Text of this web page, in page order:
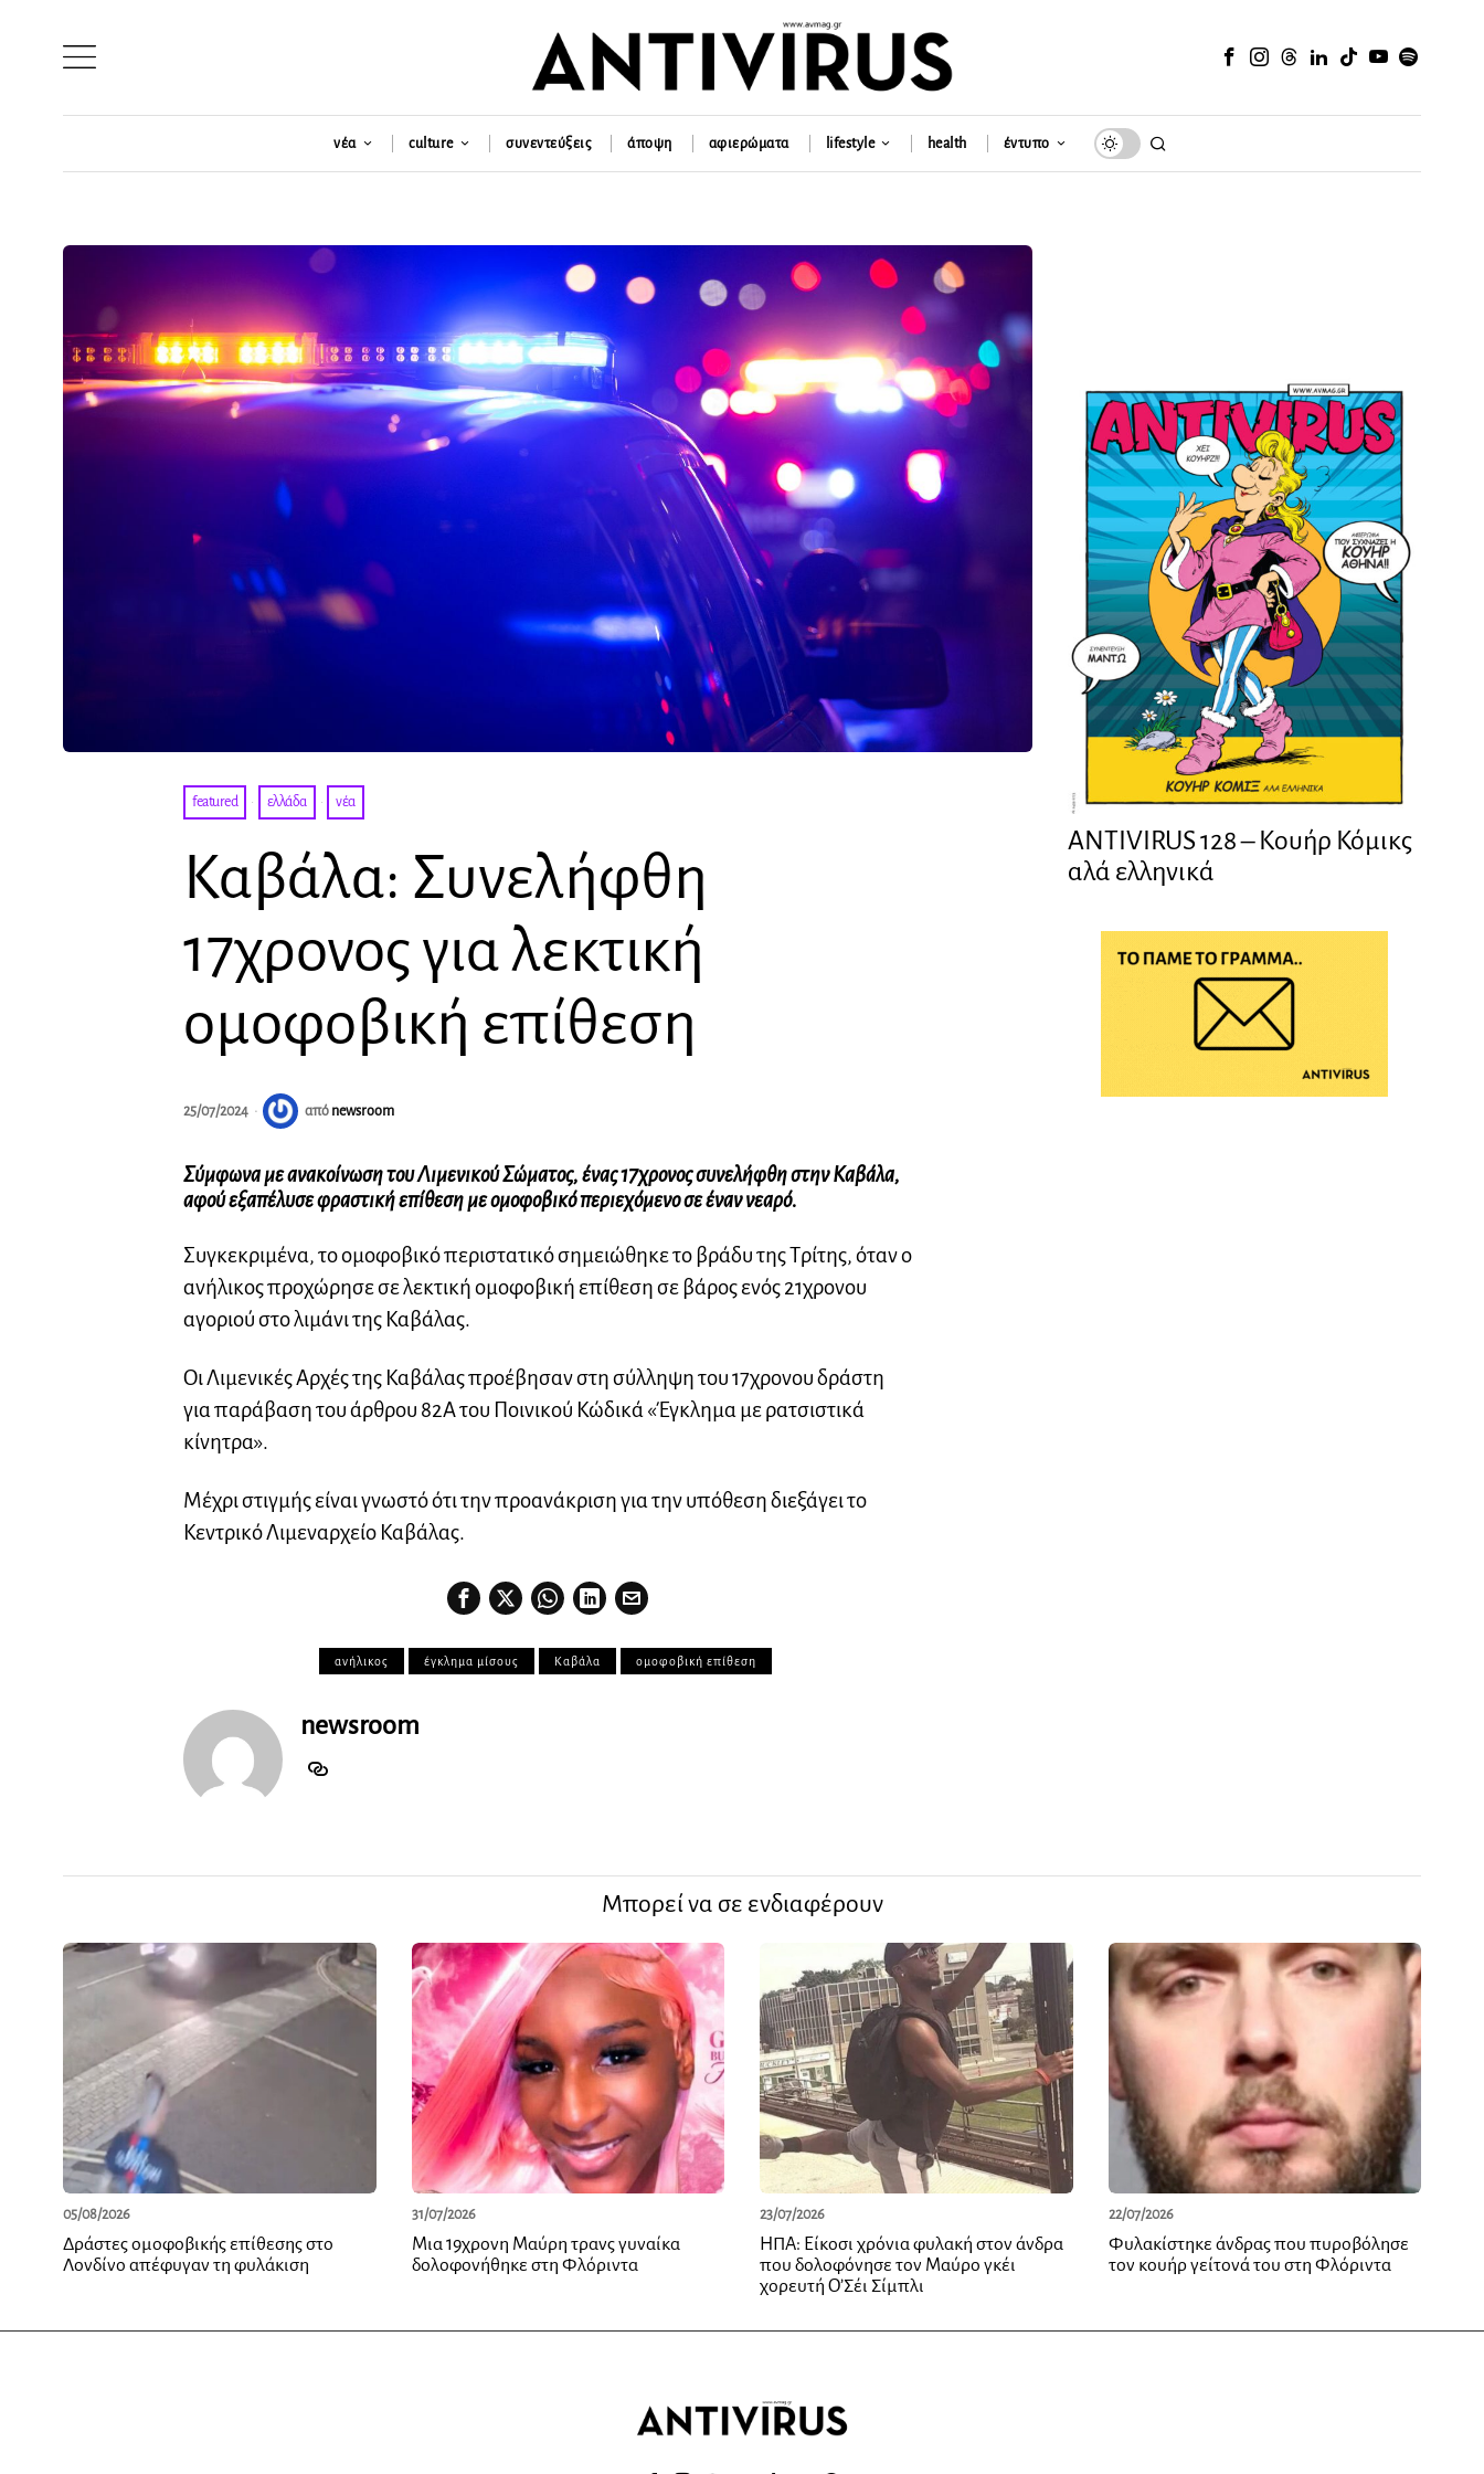
νέα culture συνεντεύξεις άποψη αφιερώματα lifestyle health έντυπο
featured · ελλάδα · νέα
Καβάλα: Συνελήφθη
17χρονος για λεκτική
ομοφοβική επίθεση
25/07/2024 από newsroom
Σύμφωνα με ανακοίνωση του Λιμενικού Σώματος, ένας 17χρονος συνελήφθη στην Καβάλα,
αφού εξαπέλυσε φραστική επίθεση με ομοφοβικό περιεχόμενο σε έναν νεαρό.
Συγκεκριμένα, το ομοφοβικό περιστατικό σημειώθηκε το βράδυ της Τρίτης, όταν ο
ανήλικος προχώρησε σε λεκτική ομοφοβική επίθεση σε βάρος ενός 21χρονου
αγοριού στο λιμάνι της Καβάλας.
Οι Λιμενικές Αρχές της Καβάλας προέβησαν στη σύλληψη του 17χρονου δράστη
για παράβαση του άρθρου 82Α του Ποινικού Κώδικά «Έγκλημα με ρατσιστικά
κίνητρα».
Μέχρι στιγμής είναι γνωστό ότι την προανάκριση για την υπόθεση διεξάγει το
Κεντρικό Λιμεναρχείο Καβάλας.
ανήλικος έγκλημα μίσους Καβάλα ομοφοβική επίθεση
newsroom
ANTIVIRUS 128 – Kουήρ Κόμικς
αλά ελληνικά
Μπορεί να σε ενδιαφέρουν
05/08/2026
Δράστες ομοφοβικής επίθεσης στο
Λονδίνο απέφυγαν τη φυλάκιση
31/07/2026
Μια 19χρονη Μαύρη τρανς γυναίκα
δολοφονήθηκε στη Φλόριντα
23/07/2026
ΗΠΑ: Είκοσι χρόνια φυλακή στον άνδρα
που δολοφόνησε τον Μαύρο γκέι
χορευτή Ο’Σέι Σίμπλι
22/07/2026
Φυλακίστηκε άνδρας που πυροβόλησε
τον κουήρ γείτονά του στη Φλόριντα